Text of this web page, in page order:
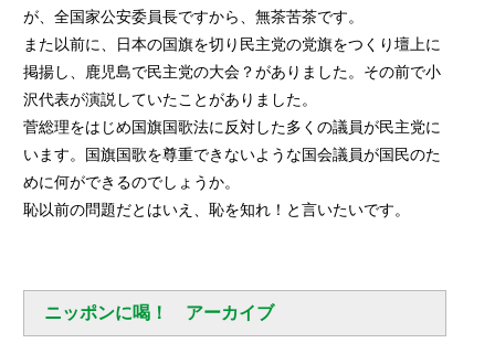
が、全国家公安委員長ですから、無茶苦茶です。
また以前に、日本の国旗を切り民主党の党旗をつくり壇上に
掲揚し、鹿児島で民主党の大会？がありました。その前で小
沢代表が演説していたことがありました。
菅総理をはじめ国旗国歌法に反対した多くの議員が民主党に
います。国旗国歌を尊重できないような国会議員が国民のた
めに何ができるのでしょうか。
恥以前の問題だとはいえ、恥を知れ！と言いたいです。
ニッポンに喝！ アーカイブ